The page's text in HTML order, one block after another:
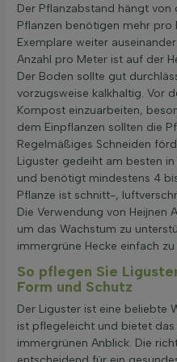
Der Pflanzabstand hängt von
Pflanzen benötigen mehr
Exemplare weiter
Anzahl pro Meter ist auf der
Der Boden sollte gut
vorzugsweise kalkhaltig. Vor
Kompost einzuarbeiten,
dem Einpflanzen sollten die
Regelmäßiges Schneiden
Liguster gedeiht am besten
und benötigt mindestens 4
Pflanze ist schnitt-,
Die Verwendung von Heijnen
um das Wachstum zu
immergrüne Hecke einfach
So pflegen Sie
Form und Schutz
Der Liguster ist eine beliebte
ist pflegeleicht und bietet das
immergrünen Anblick. Die